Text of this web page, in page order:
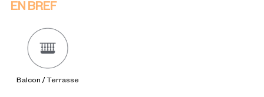
EN BREF
Balcon / Terrasse